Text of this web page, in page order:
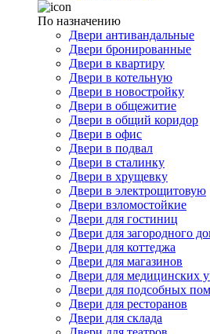
По назначению
Двери антивандальные
Двери бронированные
Двери в квартиру
Двери в котельную
Двери в новостройку
Двери в общежитие
Двери в общий коридор
Двери в офис
Двери в подвал
Двери в сталинку
Двери в хрущевку
Двери в электрощитовую
Двери взломостойкие
Двери для гостиниц
Двери для загородного
Двери для коттеджа
Двери для магазинов
Двери для медицинских
Двери для подсобных
Двери для ресторанов
Двери для склада